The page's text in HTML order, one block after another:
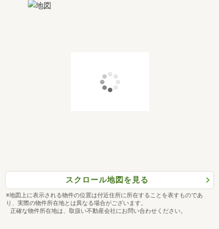
スクロール地図を見る
※地図上に表示される物件の位置は付近住所に所在することを表すものであ
り、実際の物件所在地とは異なる場合がございます。
正確な物件所在地は、取扱い不動産会社にお問い合わせください。